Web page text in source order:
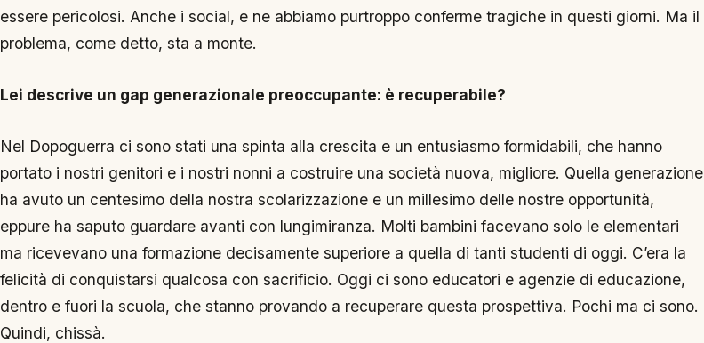
essere pericolosi. Anche i social, e ne abbiamo purtroppo conferme tragiche in questi giorni. Ma il
problema, come detto, sta a monte.
Lei descrive un gap generazionale preoccupante: è recuperabile?
Nel Dopoguerra ci sono stati una spinta alla crescita e un entusiasmo formidabili, che hanno
portato i nostri genitori e i nostri nonni a costruire una società nuova, migliore. Quella generazione
ha avuto un centesimo della nostra scolarizzazione e un millesimo delle nostre opportunità,
eppure ha saputo guardare avanti con lungimiranza. Molti bambini facevano solo le elementari
ma ricevevano una formazione decisamente superiore a quella di tanti studenti di oggi. C’era la
felicità di conquistarsi qualcosa con sacrificio. Oggi ci sono educatori e agenzie di educazione,
dentro e fuori la scuola, che stanno provando a recuperare questa prospettiva. Pochi ma ci sono.
Quindi, chissà.